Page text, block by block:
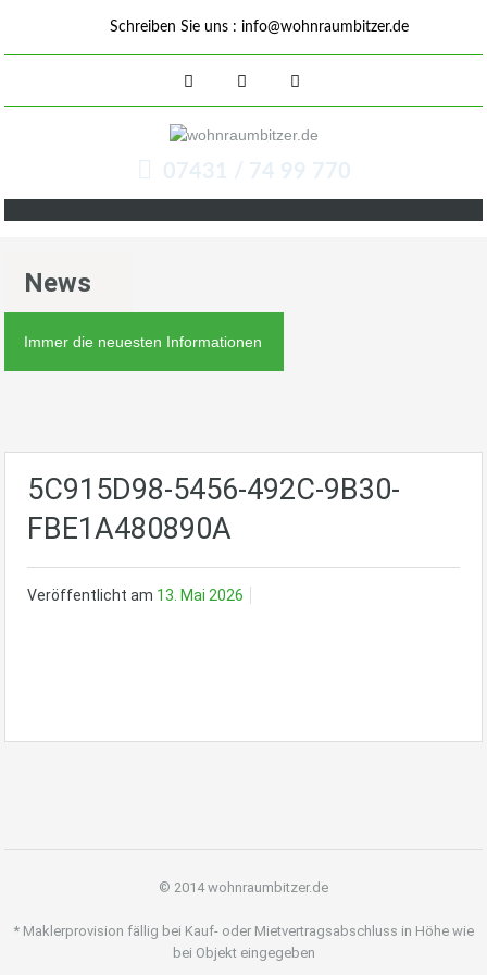
Schreiben Sie uns : info@wohnraumbitzer.de
07431 / 74 99 770
News
Immer die neuesten Informationen
5C915D98-5456-492C-9B30-
FBE1A480890A
Veröffentlicht am 13. Mai 2026
© 2014 wohnraumbitzer.de
* Maklerprovision fällig bei Kauf- oder Mietvertragsabschluss in Höhe wie
bei Objekt eingegeben